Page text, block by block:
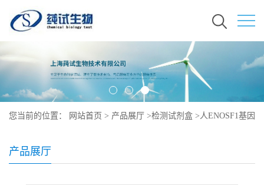
您当前的位置： 网站首页 > 产品展厅 >检测试剂盒 >人ENOSF1基因
产品展厅